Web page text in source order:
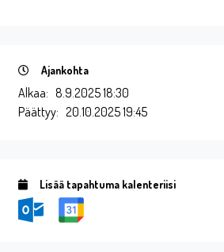
Ajankohta
Alkaa: 8.9.2025 18:30
Päättyy: 20.10.2025 19:45
Lisää tapahtuma kalenteriisi